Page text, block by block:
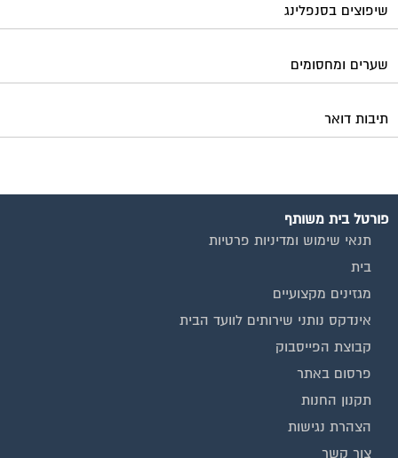
שיפוצים בסנפלינג
שערים ומחסומים
תיבות דואר
פורטל בית משותף
תנאי שימוש ומדיניות פרטיות
בית
מגזינים מקצועיים
אינדקס נותני שירותים לוועד הבית
קבוצת הפייסבוק
פרסום באתר
תקנון החנות
הצהרת נגישות
צור קשר